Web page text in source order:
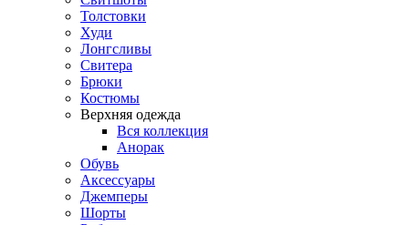
Толстовки
Худи
Лонгсливы
Свитера
Брюки
Костюмы
Верхняя одежда
Вся коллекция
Анорак
Обувь
Аксессуары
Джемперы
Шорты